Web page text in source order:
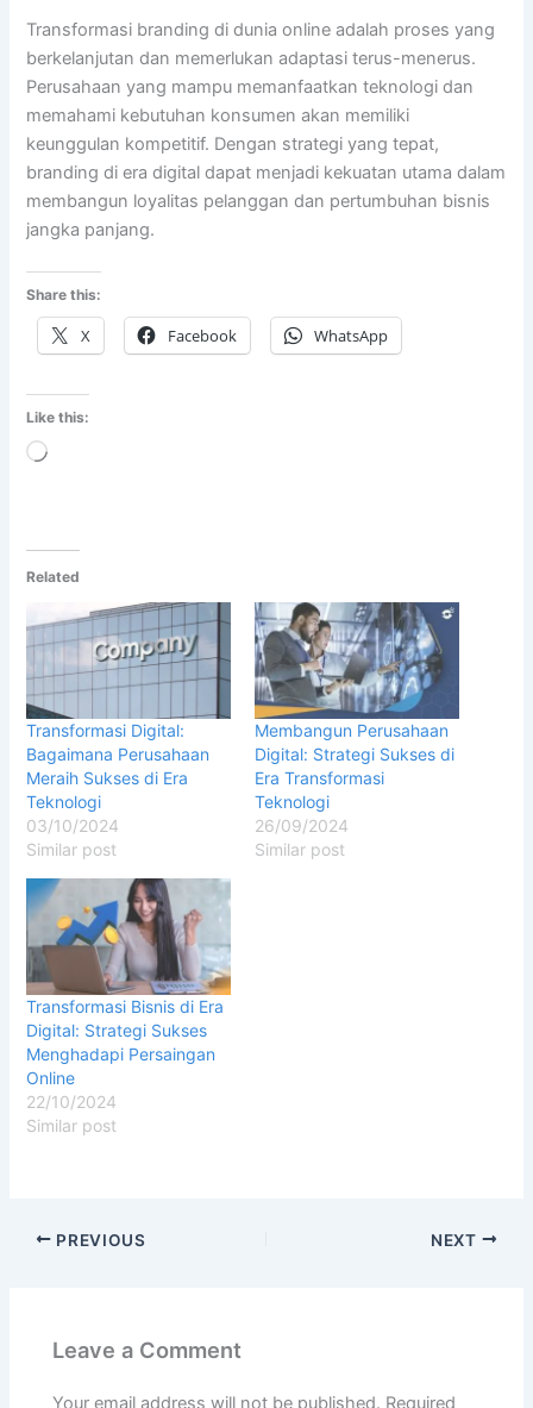
Transformasi branding di dunia online adalah proses yang
berkelanjutan dan memerlukan adaptasi terus-menerus.
Perusahaan yang mampu memanfaatkan teknologi dan
memahami kebutuhan konsumen akan memiliki
keunggulan kompetitif. Dengan strategi yang tepat,
branding di era digital dapat menjadi kekuatan utama dalam
membangun loyalitas pelanggan dan pertumbuhan bisnis
jangka panjang.
Share this:
X Facebook WhatsApp
Like this:
Loading…
Related
Transformasi Digital:
Bagaimana Perusahaan
Meraih Sukses di Era
Teknologi
03/10/2024
Similar post
Membangun Perusahaan
Digital: Strategi Sukses di
Era Transformasi
Teknologi
26/09/2024
Similar post
Transformasi Bisnis di Era
Digital: Strategi Sukses
Menghadapi Persaingan
Online
22/10/2024
Similar post
PREVIOUS NEXT
Leave a Comment
Your email address will not be published. Required